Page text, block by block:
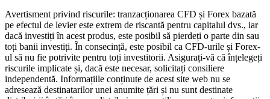
Avertisment privind riscurile: tranzacționarea CFD și Forex bazată
pe efectul de levier este extrem de riscantă pentru capitalul dvs., iar
dacă investiți în acest produs, este posibil să pierdeți o parte din sau
toți banii investiți. În consecință, este posibil ca CFD-urile și Forex-
ul să nu fie potrivite pentru toți investitorii. Asigurați-vă că înțelegeți
riscurile implicate și, dacă este necesar, solicitați consiliere
independentă. Informațiile conținute de acest site web nu se
adresează destinatarilor unei anumite țări și nu sunt destinate